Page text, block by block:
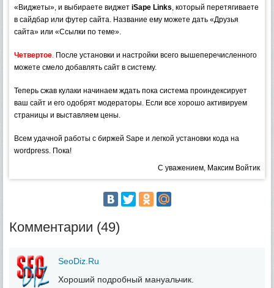
«Виджеты», и выбираете виджет iSape Links , который перетягиваете
в сайдбар или футер сайта. Название ему можете дать «Друзья
сайта» или «Ссылки по теме».
Четвертое После установки и настройки всего вышеперечисленного
можете смело добавлять сайт в систему.
Теперь сжав кулаки начинаем ждать пока система проиндексирует
ваш сайт и его одобрят модераторы. Если все хорошо активируем
страницы и выставляем цены.
Всем удачной работы с биржей Sape и легкой установки кода на
wordpress. Пока!
С уважением, Максим Войтик
Комментарии (49)
SeoDiz.Ru
Хороший подробный мануальчик.